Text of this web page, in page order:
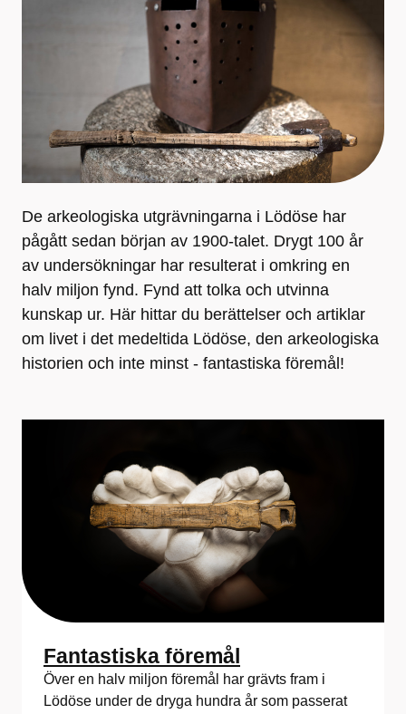
De arkeologiska utgrävningarna i Lödöse har
pågått sedan början av 1900-talet. Drygt 100 år
av undersökningar har resulterat i omkring en
halv miljon fynd. Fynd att tolka och utvinna
kunskap ur. Här hittar du berättelser och artiklar
om livet i det medeltida Lödöse, den arkeologiska
historien och inte minst - fantastiska föremål!
Fantastiska föremål
Över en halv miljon föremål har grävts fram i
Lödöse under de dryga hundra år som passerat